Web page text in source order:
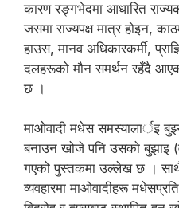
कारण रङ्गभेदमा आधारित
जसमा राज्यपक्ष मात्र होइन,
हाउस, मानव अधिकारकर्मी,
दलहरूको मौन समर्थन रहँदै
छ ।
माओवादी मधेस समस्यालार्इ
बनाउन खोजे पनि उसको बुझाइ
गएको पुस्तकमा उल्लेख छ । साथै,
व्यवहारमा माओवादीहरू